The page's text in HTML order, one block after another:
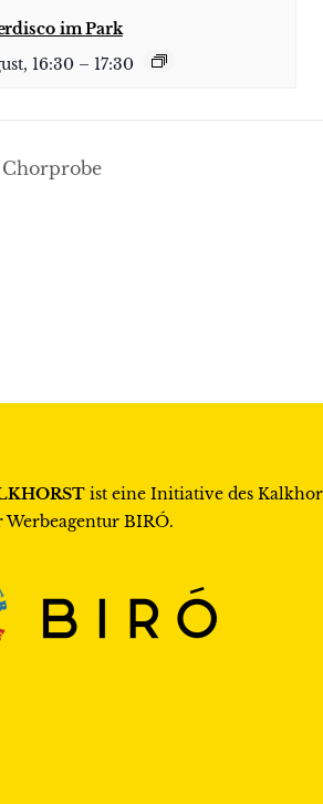
im Park
16:30 – 17:30
Chorprobe
ist eine Initiative des
Werbeagentur BIRÓ.